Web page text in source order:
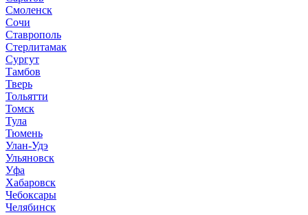
Смоленск
Сочи
Ставрополь
Стерлитамак
Сургут
Тамбов
Тверь
Тольятти
Томск
Тула
Тюмень
Улан-Удэ
Ульяновск
Уфа
Хабаровск
Чебоксары
Челябинск